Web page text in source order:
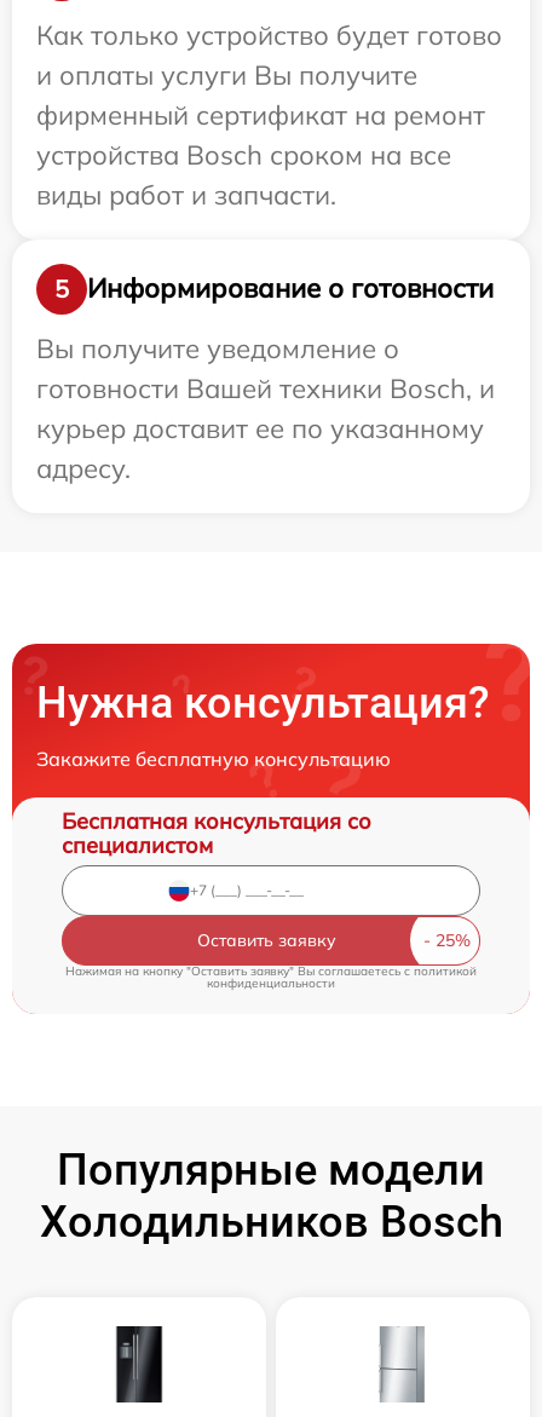
Как только устройство будет готово
и оплаты услуги Вы получите
фирменный сертификат на ремонт
устройства Bosch сроком на все
виды работ и запчасти.
5
Информирование о готовности
Вы получите уведомление о
готовности Вашей техники Bosch, и
курьер доставит ее по указанному
адресу.
Нужна консультация?
Закажите бесплатную консультацию
Бесплатная консультация со
специалистом
Оставить заявку
Нажимая на кнопку "Оставить заявку" Вы соглашаетесь cполитикой
конфиденциальности
Популярные модели
Холодильников Bosch